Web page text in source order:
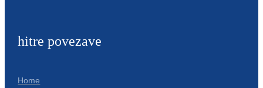
hitre povezave
Home